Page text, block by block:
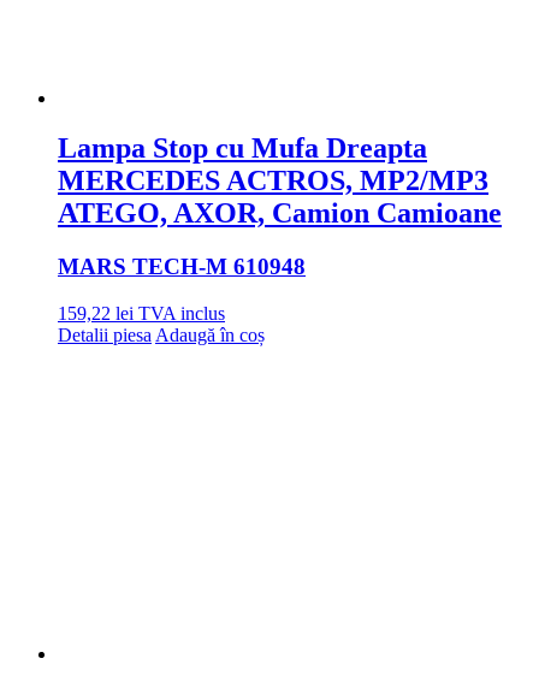
Lampa Stop cu Mufa Dreapta
MERCEDES ACTROS, MP2/MP3
ATEGO, AXOR, Camion Camioane
MARS TECH-M 610948
159,22 lei TVA inclus
Detalii piesa Adaugă în coș